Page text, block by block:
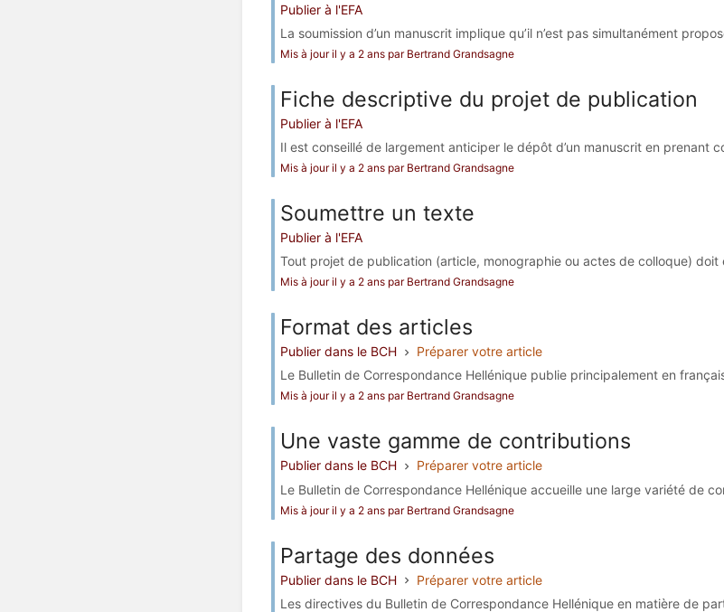
Publier à l'EFA
La soumission d’un manuscrit implique qu’il n’est pas simultanément
Mis à jour il y a 2 ans par Bertrand Grandsagne
Fiche descriptive du projet de publication
Publier à l'EFA
Il est conseillé de largement anticiper le dépôt d’un manuscrit en prenant
Mis à jour il y a 2 ans par Bertrand Grandsagne
Soumettre un texte
Publier à l'EFA
Tout projet de publication (article, monographie ou actes de colloque) doit
Mis à jour il y a 2 ans par Bertrand Grandsagne
Format des articles
Publier dans le BCH
Préparer votre article
Le Bulletin de Correspondance Hellénique publie principalement en
Mis à jour il y a 2 ans par Bertrand Grandsagne
Une vaste gamme de contributions
Publier dans le BCH
Préparer votre article
Le Bulletin de Correspondance Hellénique accueille une large variété de
Mis à jour il y a 2 ans par Bertrand Grandsagne
Partage des données
Publier dans le BCH
Préparer votre article
Les directives du Bulletin de Correspondance Hellénique en matière de